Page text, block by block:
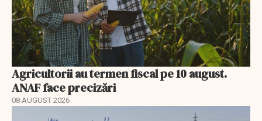
Agricultorii au termen fiscal pe 10 august.
ANAF face precizări
08 AUGUST 2026